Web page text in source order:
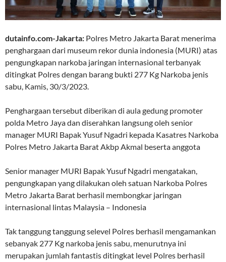
dutainfo.com-Jakarta: Polres Metro Jakarta Barat menerima
penghargaan dari museum rekor dunia indonesia (MURI) atas
pengungkapan narkoba jaringan internasional terbanyak
ditingkat Polres dengan barang bukti 277 Kg Narkoba jenis
sabu, Kamis, 30/3/2023.
Penghargaan tersebut diberikan di aula gedung promoter
polda Metro Jaya dan diserahkan langsung oleh senior
manager MURI Bapak Yusuf Ngadri kepada Kasatres Narkoba
Polres Metro Jakarta Barat Akbp Akmal beserta anggota
Senior manager MURI Bapak Yusuf Ngadri mengatakan,
pengungkapan yang dilakukan oleh satuan Narkoba Polres
Metro Jakarta Barat berhasil membongkar jaringan
internasional lintas Malaysia – Indonesia
Tak tanggung tanggung selevel Polres berhasil mengamankan
sebanyak 277 Kg narkoba jenis sabu, menurutnya ini
merupakan jumlah fantastis ditingkat level Polres berhasil